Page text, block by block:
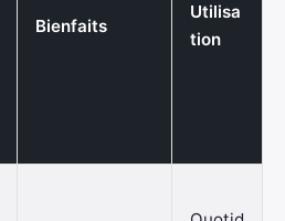
Bienfaits
Utilisa
tion